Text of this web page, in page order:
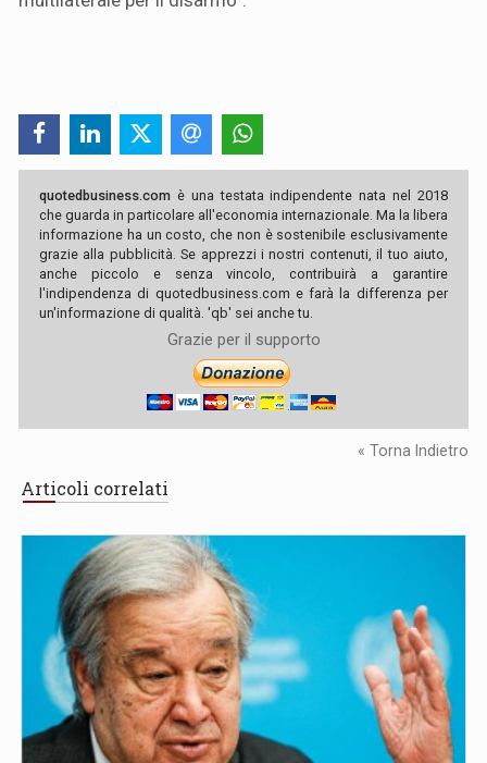
quotedbusiness.com è una testata indipendente nata nel 2018
che guarda in particolare all'economia internazionale. Ma la libera
informazione ha un costo, che non è sostenibile esclusivamente
grazie alla pubblicità. Se apprezzi i nostri contenuti, il tuo aiuto,
anche piccolo e senza vincolo, contribuirà a garantire
l'indipendenza di quotedbusiness.com e farà la differenza per
un'informazione di qualità. 'qb' sei anche tu.
Grazie per il supporto
« Torna Indietro
Articoli correlati